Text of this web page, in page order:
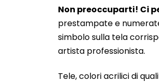
Non preoccuparti! Ci
prestampate e
simbolo sulla tela
artista professionista.
Tele, colori acrilici di